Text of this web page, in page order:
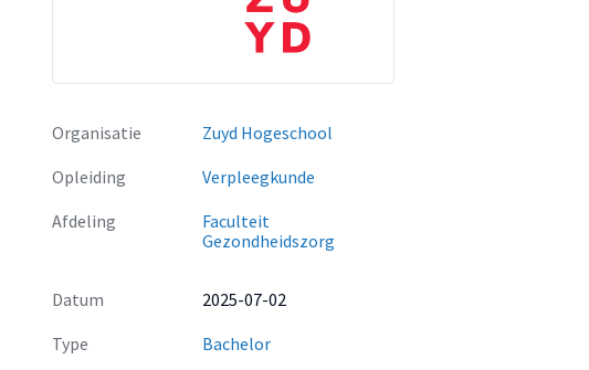
Organisatie
Zuyd Hogeschool
Opleiding
Verpleegkunde
Afdeling
Faculteit
Gezondheidszorg
Datum
2025-07-02
Type
Bachelor